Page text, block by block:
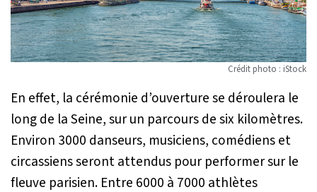
Crédit photo : iStock
En effet, la cérémonie d’ouverture se déroulera le
long de la Seine, sur un parcours de six kilomètres.
Environ 3000 danseurs, musiciens, comédiens et
circassiens seront attendus pour performer sur le
fleuve parisien. Entre 6000 à 7000 athlètes